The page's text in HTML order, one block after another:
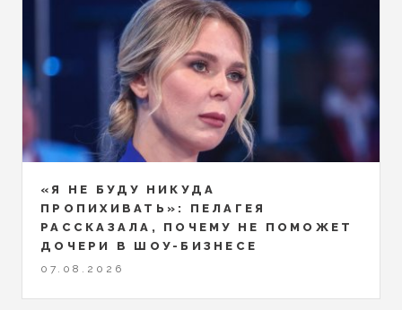
«Я НЕ БУДУ НИКУДА
ПРОПИХИВАТЬ»: ПЕЛАГЕЯ
РАССКАЗАЛА, ПОЧЕМУ НЕ ПОМОЖЕТ
ДОЧЕРИ В ШОУ-БИЗНЕСЕ
07.08.2026